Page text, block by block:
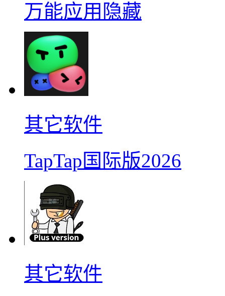
万能应用隐藏
其它软件
TapTap国际版2026
其它软件